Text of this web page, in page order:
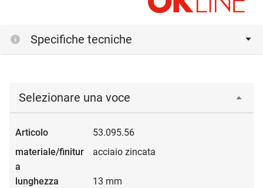
Specifiche tecniche
Selezionare una voce
53.095.56
acciaio zincata
13 mm